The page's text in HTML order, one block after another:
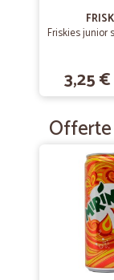
Friskies junior
3,25 €